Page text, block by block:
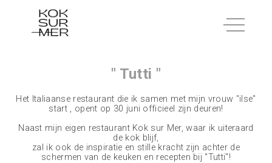
" Tutti "
Het Italiaanse restaurant die ik samen met mijn vrouw "ilse"
start , opent op 30 juni officieel zijn deuren!
Naast mijn eigen restaurant Kok sur Mer, waar ik uiteraard
de kok blijf,
zal ik ook de inspiratie en stille kracht zijn achter de
schermen van de keuken en recepten bij "Tutti"!